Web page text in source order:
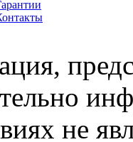
не